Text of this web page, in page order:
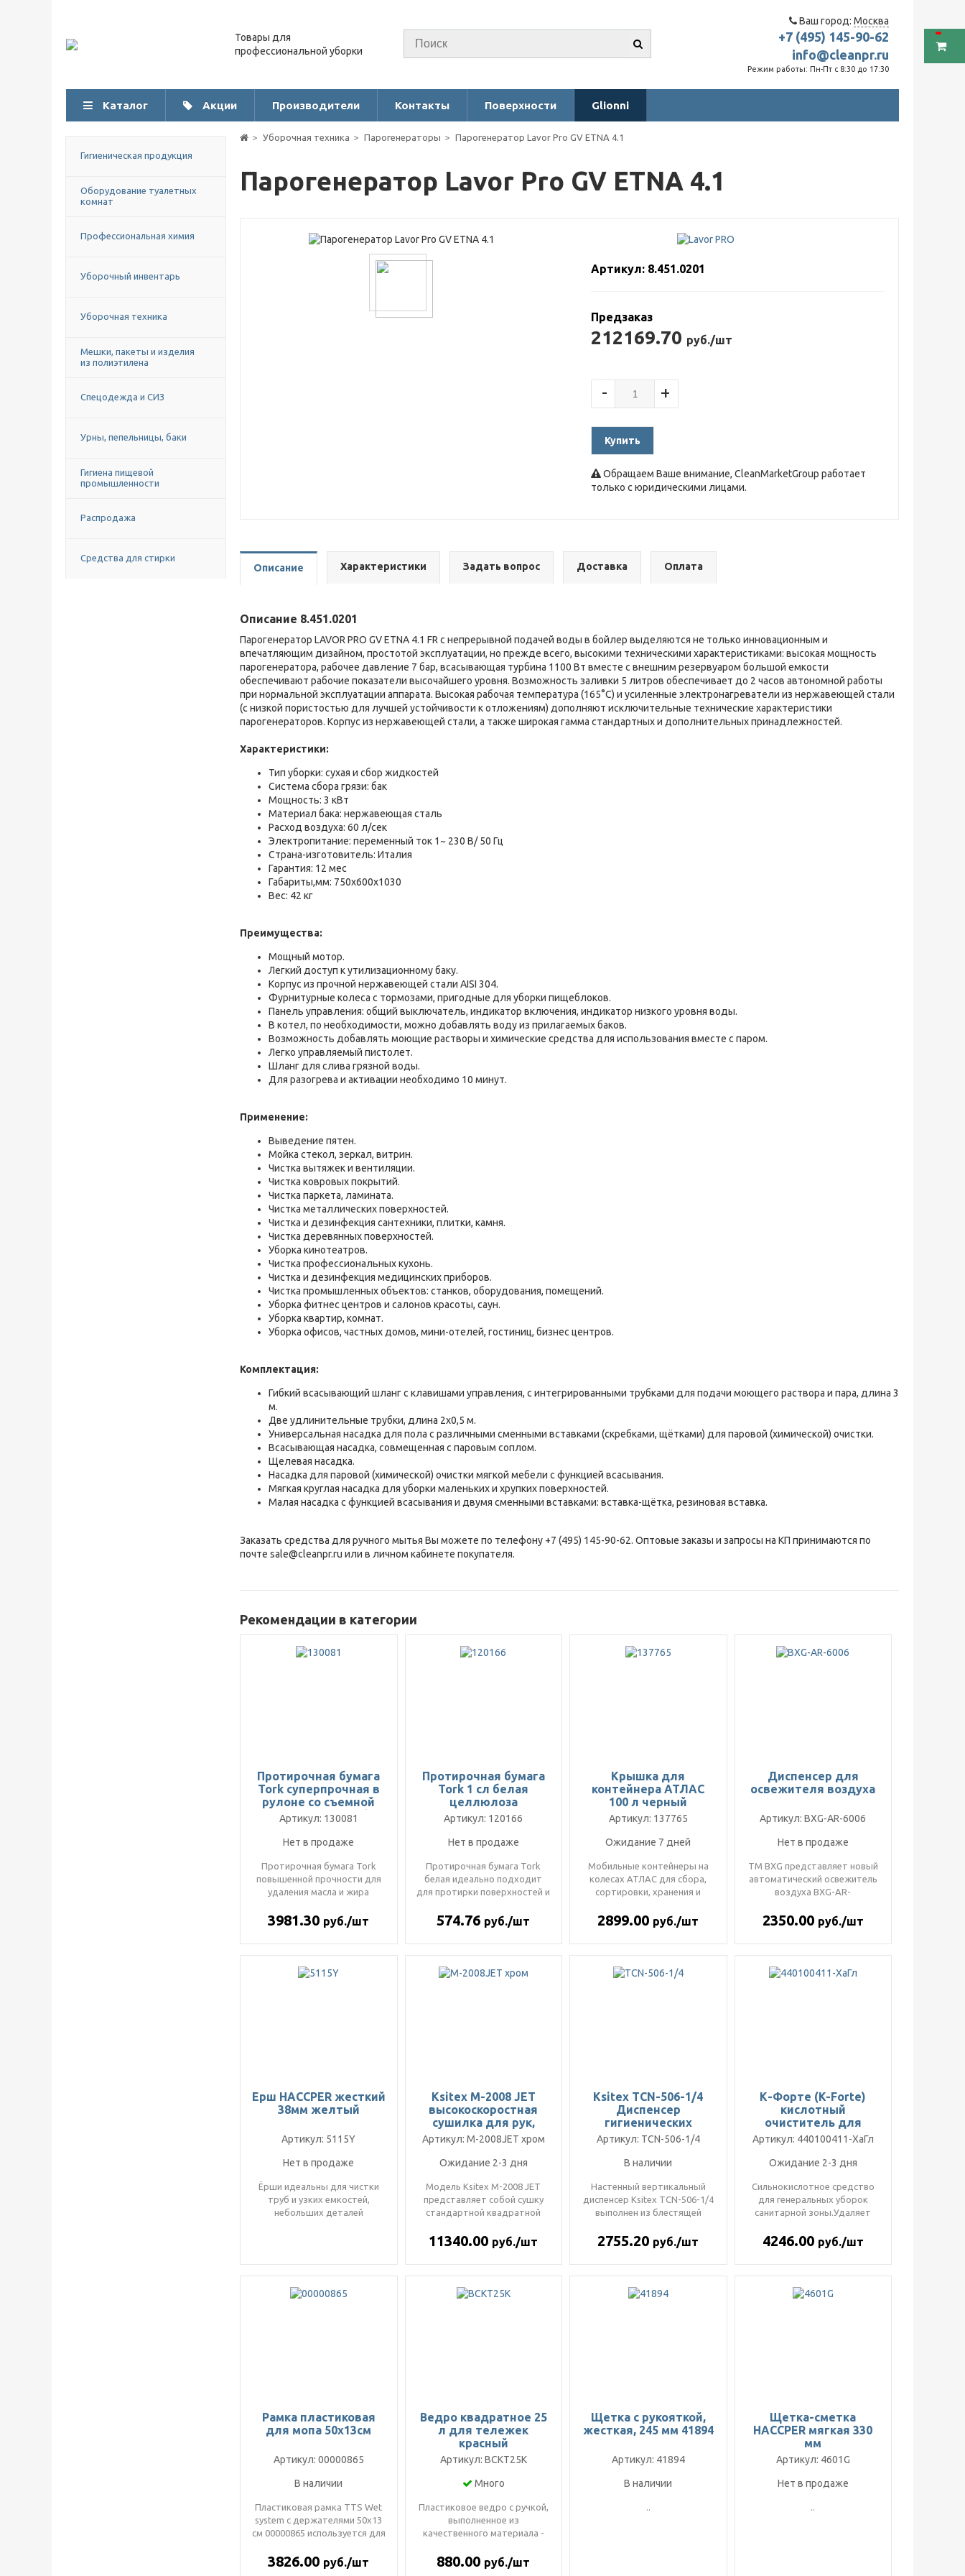
Товары для
профессиональной уборки
Ваш город: Москва
+7 (495) 145-90-62
info@cleanpr.ru
Режим работы: Пн-Пт с 8:30 до 17:30
Каталог Акции Производители Контакты Поверхности Glionni
Гигиеническая продукция
Оборудование туалетных
комнат
Профессиональная химия
Уборочный инвентарь
Уборочная техника
Мешки, пакеты и изделия
из полиэтилена
Спецодежда и СИЗ
Урны, пепельницы, баки
Гигиена пищевой
промышленности
Распродажа
Средства для стирки
Уборочная техника Парогенераторы Парогенератор Lavor Pro GV ETNA 4.1
Парогенератор Lavor Pro GV ETNA 4.1
Артикул: 8.451.0201
Предзаказ
212169.70 руб./шт
- +
Купить
Обращаем Ваше внимание, CleanMarketGroup работает
только с юридическими лицами.
Описание Характеристики Задать вопрос Доставка Оплата
Описание 8.451.0201
Парогенератор LAVOR PRO GV ETNA 4.1 FR с непрерывной подачей воды в бойлер выделяются не только инновационным и
впечатляющим дизайном, простотой эксплуатации, но прежде всего, высокими техническими характеристиками: высокая мощность
парогенератора, рабочее давление 7 бар, всасывающая турбина 1100 Вт вместе с внешним резервуаром большой емкости
обеспечивают рабочие показатели высочайшего уровня. Возможность заливки 5 литров обеспечивает до 2 часов автономной работы
при нормальной эксплуатации аппарата. Высокая рабочая температура (165°C) и усиленные электронагреватели из нержавеющей стали
(с низкой пористостью для лучшей устойчивости к отложениям) дополняют исключительные технические характеристики
парогенераторов. Корпус из нержавеющей стали, а также широкая гамма стандартных и дополнительных принадлежностей.
Характеристики:
Тип уборки: сухая и сбор жидкостей
Система сбора грязи: бак
Мощность: 3 кВт
Материал бака: нержавеющая сталь
Расход воздуха: 60 л/сек
Электропитание: переменный ток 1~ 230 В/ 50 Гц
Страна-изготовитель: Италия
Гарантия: 12 мес
Габариты,мм: 750х600х1030
Вес: 42 кг
Преимущества:
Мощный мотор.
Легкий доступ к утилизационному баку.
Корпус из прочной нержавеющей стали AISI 304.
Фурнитурные колеса с тормозами, пригодные для уборки пищеблоков.
Панель управления: общий выключатель, индикатор включения, индикатор низкого уровня воды.
В котел, по необходимости, можно добавлять воду из прилагаемых баков.
Возможность добавлять моющие растворы и химические средства для использования вместе с паром.
Легко управляемый пистолет.
Шланг для слива грязной воды.
Для разогрева и активации необходимо 10 минут.
Применение:
Выведение пятен.
Мойка стекол, зеркал, витрин.
Чистка вытяжек и вентиляции.
Чистка ковровых покрытий.
Чистка паркета, ламината.
Чистка металлических поверхностей.
Чистка и дезинфекция сантехники, плитки, камня.
Чистка деревянных поверхностей.
Уборка кинотеатров.
Чистка профессиональных кухонь.
Чистка и дезинфекция медицинских приборов.
Чистка промышленных объектов: станков, оборудования, помещений.
Уборка фитнес центров и салонов красоты, саун.
Уборка квартир, комнат.
Уборка офисов, частных домов, мини-отелей, гостиниц, бизнес центров.
Комплектация:
Гибкий всасывающий шланг с клавишами управления, с интегрированными трубками для подачи моющего раствора и пара, длина 3
м.
Две удлинительные трубки, длина 2х0,5 м.
Универсальная насадка для пола с различными сменными вставками (скребками, щётками) для паровой (химической) очистки.
Всасывающая насадка, совмещенная с паровым соплом.
Щелевая насадка.
Насадка для паровой (химической) очистки мягкой мебели с функцией всасывания.
Мягкая круглая насадка для уборки маленьких и хрупких поверхностей.
Малая насадка с функцией всасывания и двумя сменными вставками: вставка-щётка, резиновая вставка.
Заказать средства для ручного мытья Вы можете по телефону +7 (495) 145-90-62. Оптовые заказы и запросы на КП принимаются по
почте sale@cleanpr.ru или в личном кабинете покупателя.
Рекомендации в категории
Протирочная бумага
Tork суперпрочная в
рулоне со съемной
втулкой 3 сл голубая
Артикул: 130081
Нет в продаже
Протирочная бумага Tork
повышенной прочности для
удаления масла и жира
прочн..
3981.30 руб./шт
Протирочная бумага
Tork 1 сл белая
целлюлоза
Артикул: 120166
Нет в продаже
Протирочная бумага Tork
белая идеально подходит
для протирки поверхностей и
574.76 руб./шт
Крышка для
контейнера АТЛАС
100 л черный
Артикул: 137765
Ожидание 7 дней
Мобильные контейнеры на
колесах АТЛАС для сбора,
сортировки, хранения и
вм..
2899.00 руб./шт
Диспенсер для
освежителя воздуха
Артикул: BXG-AR-6006
Нет в продаже
ТМ BXG представляет новый
автоматический освежитель
воздуха BXG-AR-
ароматизаци..
2350.00 руб./шт
Ерш HACCPER жесткий
38мм желтый
Артикул: 5115Y
Нет в продаже
Ёрши идеальны для чистки
труб и узких емкостей,
небольших деталей
Ksitex M-2008 JET
высокоскоростная
сушилка для рук,
хром
Артикул: M-2008JET хром
Ожидание 2-3 дня
Модель Ksitex M-2008 JET
представляет собой сушку
стандартной квадратной
режимо..
11340.00 руб./шт
Ksitex TCN-506-1/4
Диспенсер
гигиенических
покрытий для
унитаза (1/4
сложения)
Артикул: TCN-506-1/4
В наличии
Настенный вертикальный
диспенсер Ksitex TCN-506-1/4
выполнен из блестящей
предна..
2755.20 руб./шт
К-Форте (K-Forte)
кислотный
очиститель для
генеральной уборки
сан узла 10л
Артикул: 440100411-ХаГл
Ожидание 2-3 дня
Сильнокислотное средство
для генеральных уборок
санитарной зоны.Удаляет
ржавч..
4246.00 руб./шт
Рамка пластиковая
для мопа 50х13см
Артикул: 00000865
В наличии
Пластиковая рамка TTS Wet
system с держателями 50х13
см 00000865 используется для
3826.00 руб./шт
Ведро квадратное 25
л для тележек
красный
Артикул: BCKT25K
Много
Пластиковое ведро с ручкой,
выполненное из
качественного материала -
очень ..
880.00 руб./шт
Щетка с рукояткой,
жесткая, 245 мм 41894
Артикул: 41894
В наличии
..
Щетка-сметка
HACCPER мягкая 330
мм
Артикул: 4601G
Нет в продаже
..